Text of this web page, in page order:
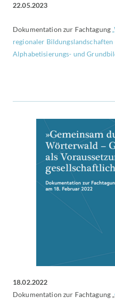
22.05.2023
Dokumentation zur Fachtagung
regionaler
Alphabetisierungs- und
18.02.2022
Dokumentation zur Fachtagung „